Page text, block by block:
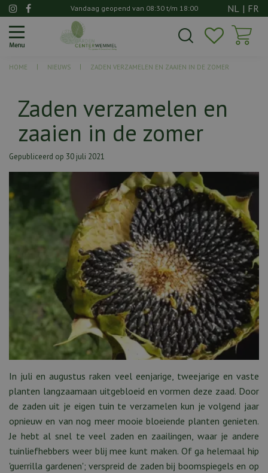
a
HOME NIEUWS ZADEN VERZAMELEN EN ZAAIEN IN DE ZOMER
Vandaag geopend van 08:30t/m 18:00 NL | FR
Zaden verzamelen en
zaaien in de zomer
Gepubliceerd op 30 juli 2021
In juli en augustus raken veel eenjarige, tweejarige en vaste
planten langzaamaan uitgebloeid en vormen deze zaad. Door
de zaden uit je eigen tuin te verzamelen kun je volgend jaar
opnieuw en van nog meer mooie bloeiende planten genieten.
Je hebt al snel te veel zaden en zaailingen, waar je andere
tuinliefhebbers weer blij mee kunt maken. Of ga helemaal hip
'guerrilla gardenen'; verspreid de zaden bij boomspiegels en op